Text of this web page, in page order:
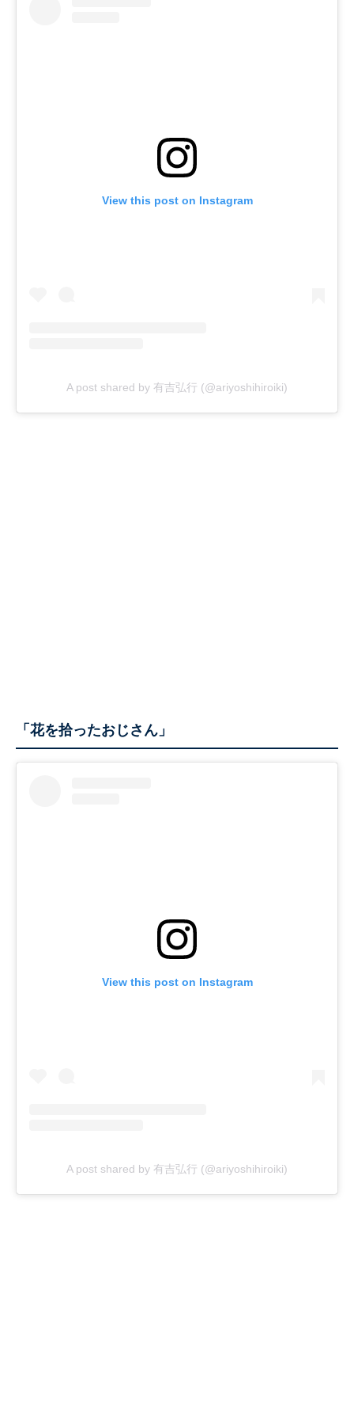
View this post on Instagram
A post shared by 有吉弘行 (@ariyoshihiroiki)
「花を拾ったおじさん」
View this post on Instagram
A post shared by 有吉弘行 (@ariyoshihiroiki)